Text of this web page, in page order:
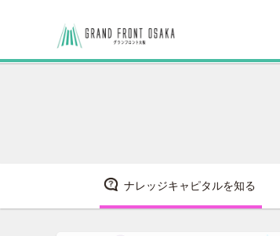
ナレッジキャピタルを知る